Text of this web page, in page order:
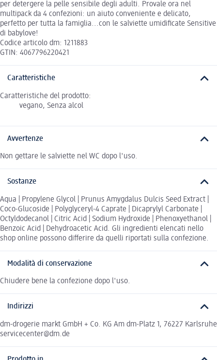
per detergere la pelle sensibile degli adulti. Provale ora nel
multipack da 4 confezioni: un aiuto conveniente e delicato,
perfetto per tutta la famiglia...con le salviette umidificate Sensitive
di babylove!
Codice articolo dm: 1211883
GTIN: 4067796220421
Caratteristiche
Caratteristiche del prodotto:
vegano, Senza alcol
Avvertenze
Non gettare le salviette nel WC dopo l'uso.
Sostanze
Aqua | Propylene Glycol | Prunus Amygdalus Dulcis Seed Extract |
Coco-Glucoside | Polyglyceryl-4 Caprate | Dicaprylyl Carbonate |
Octyldodecanol | Citric Acid | Sodium Hydroxide | Phenoxyethanol |
Benzoic Acid | Dehydroacetic Acid. Gli ingredienti elencati nello
shop online possono differire da quelli riportati sulla confezione.
Modalità di conservazione
Chiudere bene la confezione dopo l'uso.
Indirizzi
dm-drogerie markt GmbH + Co. KG Am dm-Platz 1, 76227 Karlsruhe
servicecenter@dm.de